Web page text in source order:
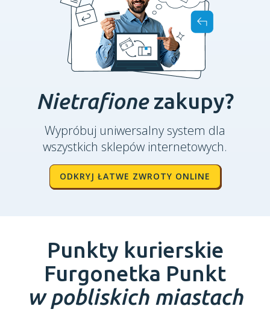
Nietrafionezakupy?
Wypróbuj uniwersalny system dla
wszystkich sklepów internetowych.
ODKRYJ ŁATWE ZWROTY ONLINE
Punkty kurierskie
Furgonetka Punkt
w pobliskich miastach